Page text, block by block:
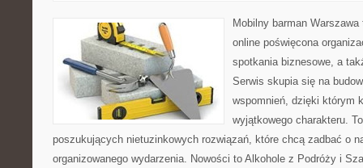
Mobilny barman
online poświęcona
spotkania biznesowe, a
Serwis skupia się na
wspomnień, dzięki którym
wyjątkowego charakteru.
poszukujących nietuzinkowych rozwiązań, które chcą zadbać o
organizowanego wydarzenia. Nowości to Alkohole z Podróży i